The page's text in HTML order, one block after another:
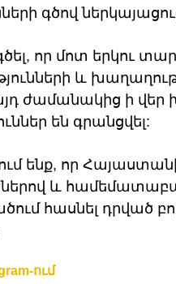
գծով
որ մոտ երկու
և
ժամանակից ի վեր
են գրանցվել:
ենք, որ
և
հասնել դրված
ում